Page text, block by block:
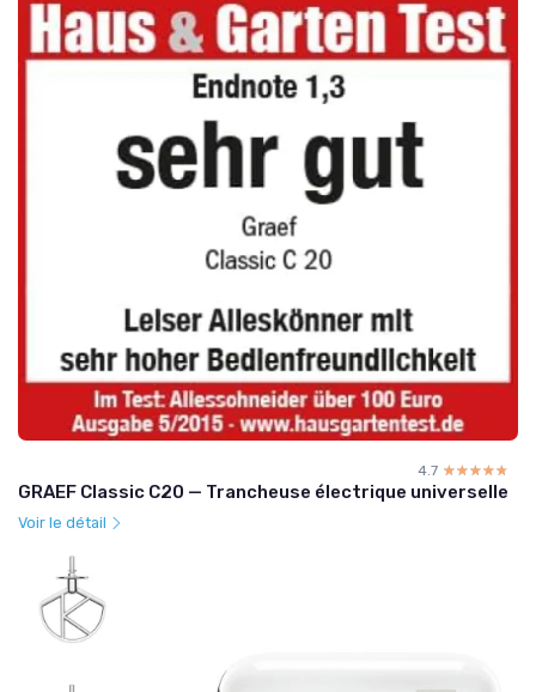
4.7 ☆☆☆☆☆
★★★★★
GRAEF Classic C20 — Trancheuse électrique universelle
Voir le détail